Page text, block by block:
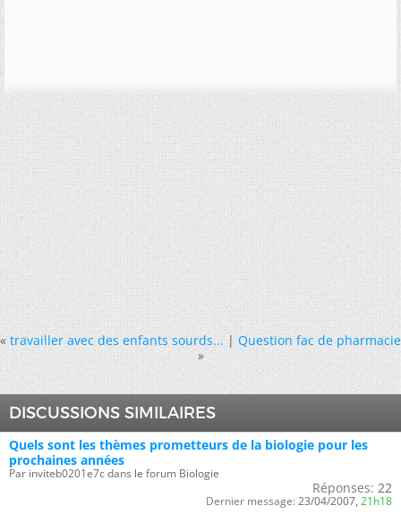
« travailler avec des enfants sourds...|Question fac de pharmacie
»
DISCUSSIONS SIMILAIRES
Quels sont les thèmes prometteurs de la biologie pour les
prochaines années
Par inviteb0201e7c dans le forum Biologie
Réponses: 22
Dernier message: 23/04/2007, 21h18